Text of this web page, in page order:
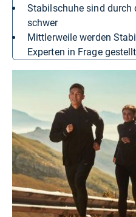
Stabilschuhe sind durch die Pronationsstütze oft
schwer
Mittlerweile werden Stabilschuhe teilweise von
Experten in Frage gestellt